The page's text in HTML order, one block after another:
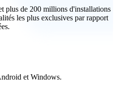
plus de 200 millions d'installations
les plus exclusives par rapport
et Windows.